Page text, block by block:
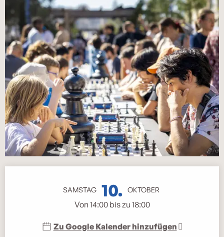
SAMSTAG 10. OKTOBER
Von 14:00 bis zu 18:00
Zu Google Kalender hinzufügen